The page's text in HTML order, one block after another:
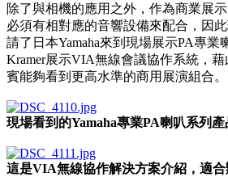
除了與相機的應用之外，作為商業展
必須有相對應的音響設備來配合，因
請了日本Yamaha來到現場展示PA專業
Kramer展示VIA無線會議協作系統，
賓能夠看到更高水準的商用展演組合。
現場看到的Yamaha專業PA喇叭系列產
這是VIA無線協作解決方案介紹，適